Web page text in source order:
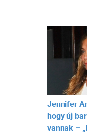
Jennifer
hogy új
vannak –